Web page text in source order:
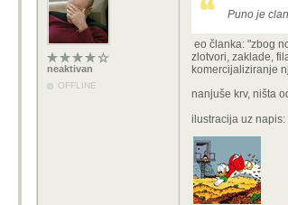
neaktivan
OFFLINE
Puno je
eo članka: "zbog
zlotvori, zaklade,
komercijaliziranje
nanjuše krv, ništa
ilustracija uz napis: